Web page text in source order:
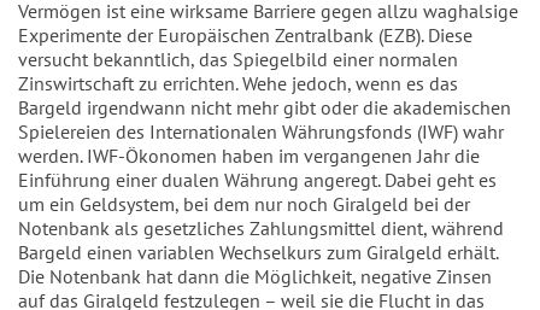
Vermögen ist eine wirksame Barriere gegen allzu waghalsige
Experimente der Europäischen Zentralbank (EZB). Diese
versucht bekanntlich, das Spiegelbild einer normalen
Zinswirtschaft zu errichten. Wehe jedoch, wenn es das
Bargeld irgendwann nicht mehr gibt oder die akademischen
Spielereien des Internationalen Währungsfonds (IWF) wahr
werden. IWF-Ökonomen haben im vergangenen Jahr die
Einführung einer dualen Währung angeregt. Dabei geht es
um ein Geldsystem, bei dem nur noch Giralgeld bei der
Notenbank als gesetzliches Zahlungsmittel dient, während
Bargeld einen variablen Wechselkurs zum Giralgeld erhält.
Die Notenbank hat dann die Möglichkeit, negative Zinsen
auf das Giralgeld festzulegen – weil sie die Flucht in das